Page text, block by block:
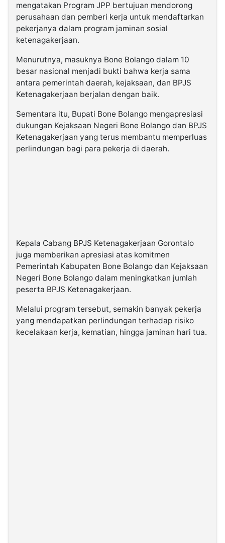
mengatakan Program JPP bertujuan mendorong
perusahaan dan pemberi kerja untuk mendaftarkan
pekerjanya dalam program jaminan sosial
ketenagakerjaan.
Menurutnya, masuknya Bone Bolango dalam 10
besar nasional menjadi bukti bahwa kerja sama
antara pemerintah daerah, kejaksaan, dan BPJS
Ketenagakerjaan berjalan dengan baik.
Sementara itu, Bupati Bone Bolango mengapresiasi
dukungan Kejaksaan Negeri Bone Bolango dan BPJS
Ketenagakerjaan yang terus membantu memperluas
perlindungan bagi para pekerja di daerah.
Kepala Cabang BPJS Ketenagakerjaan Gorontalo
juga memberikan apresiasi atas komitmen
Pemerintah Kabupaten Bone Bolango dan Kejaksaan
Negeri Bone Bolango dalam meningkatkan jumlah
peserta BPJS Ketenagakerjaan.
Melalui program tersebut, semakin banyak pekerja
yang mendapatkan perlindungan terhadap risiko
kecelakaan kerja, kematian, hingga jaminan hari tua.